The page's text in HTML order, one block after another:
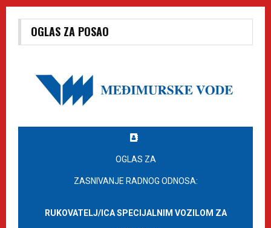
OGLAS ZA POSAO
OGLAS ZA
ZASNIVANJE RADNOG ODNOSA:
RUKOVATELJ/ICA SPECIJALNIM VOZILOM ZA